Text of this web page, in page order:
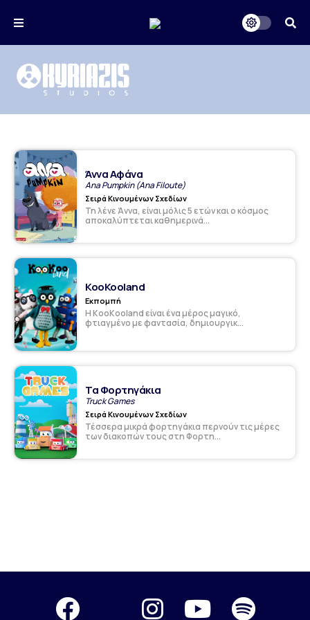
Άννα Αφάνα
Ana Pumpkin (Ana Filoute)
Σειρά Κινουμένων Σχεδίων
Τη λένε Άννα, είναι μόλις 5 ετών και ο κόσμος
αποκαλύπτεται καθημερινά...
KooKooland
Εκπομπή
Η KooKooland είναι ένα μέρος μαγικό,
φτιαγμένο με φαντασία, δημιουργικ...
Τα Φορτηγάκια
Truck Games
Σειρά Κινουμένων Σχεδίων
Τέσσερα μικρά φορτηγάκια περνούν τις μέρες
των διακοπών τους στη Φορτη...